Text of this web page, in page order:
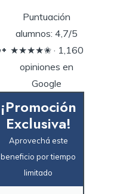
Puntuación
alumnos: 4,7/5
★★★★✬ · ‎1,160
opiniones en
Google
¡Promoción
Exclusiva!
Aprovechá este
beneficio por tiempo
limitado